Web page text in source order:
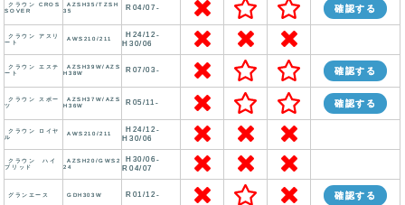
クラウン CROS
SOVER
AZSH35/TZSH
35
R04/07- 確認する
クラウン アスリ
ート
AWS210/211
H24/12-
H30/06
クラウン エステ
ート
AZSH39W/AZS
H38W
R07/03- 確認する
クラウン スポー
ツ
AZSH37W/AZS
H36W
R05/11- 確認する
クラウン ロイヤ
ル
AWS210/211
H24/12-
H30/06
クラウン ハイ
ブリッド
AZSH20/GWS2
24
H30/06-
R04/07
グランエース GDH303W R01/12- 確認する